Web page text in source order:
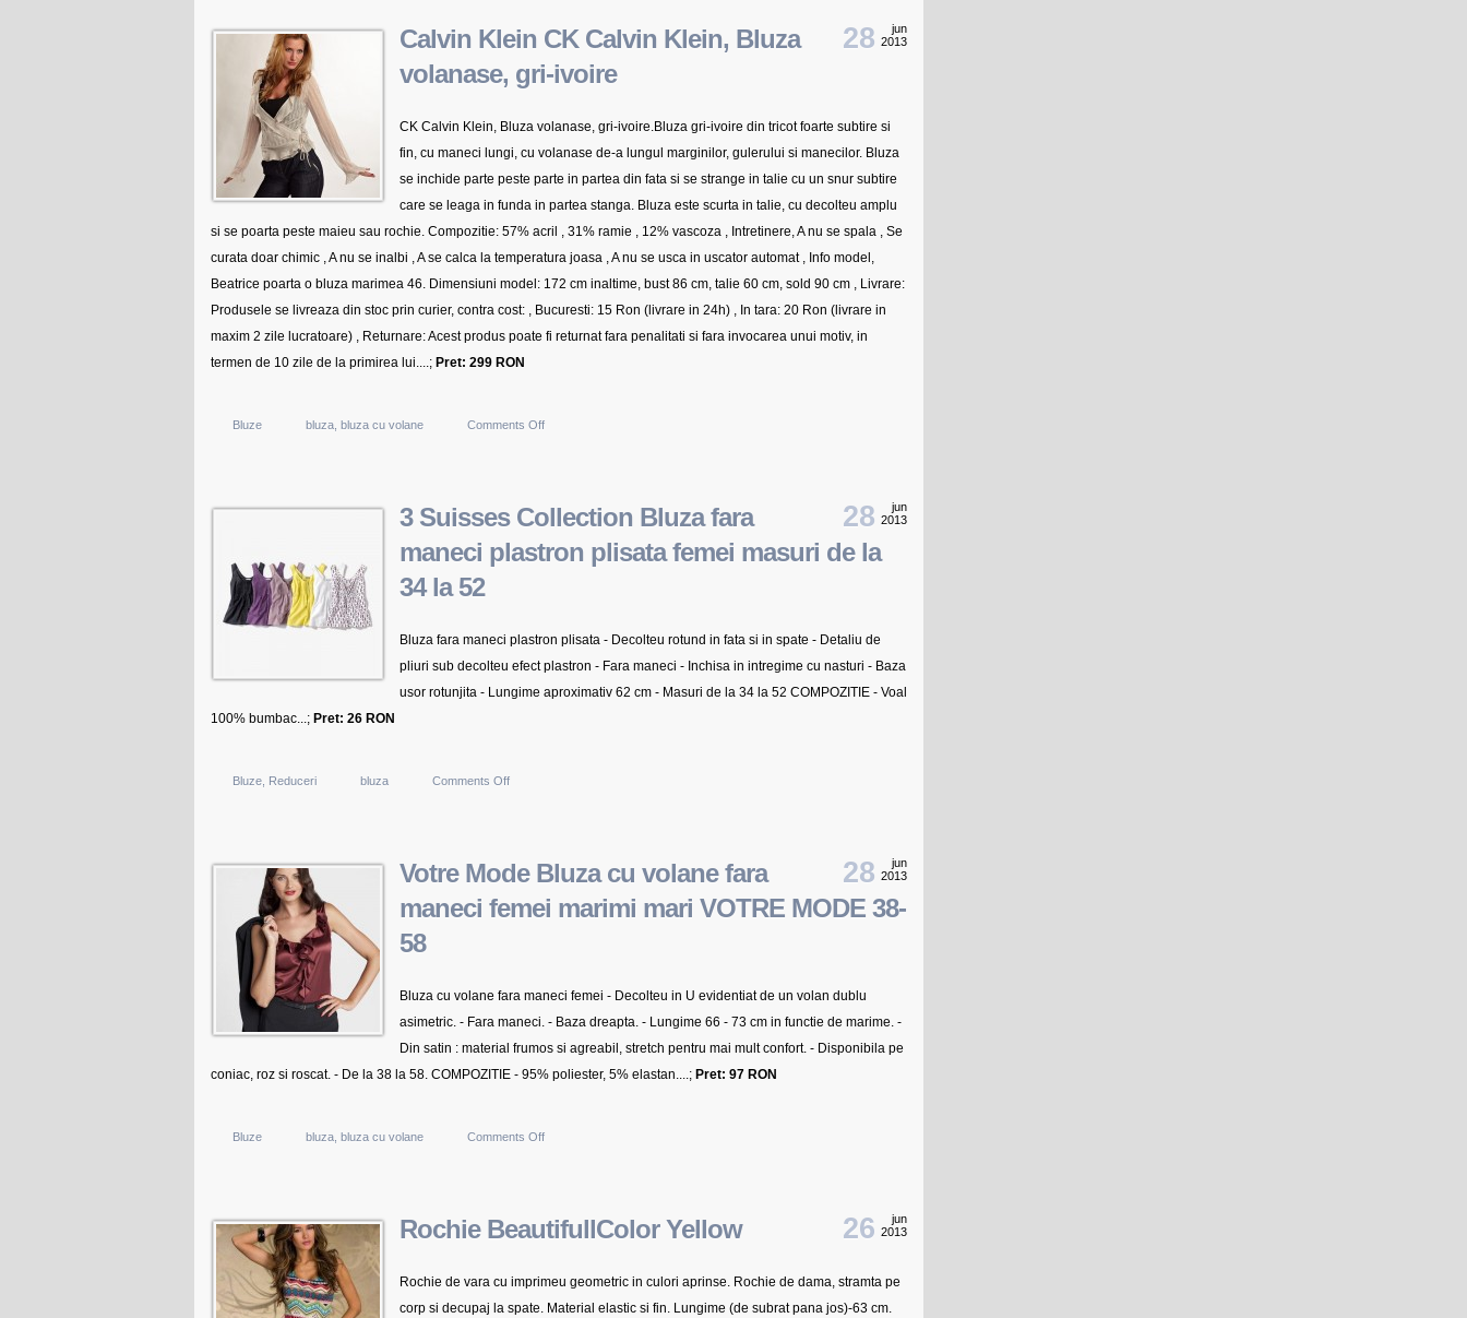
green
Neon
jun
2013
28
Calvin Klein CK Calvin Klein, Bluza
volanase, gri-ivoire
CK Calvin Klein, Bluza volanase, gri-ivoire.Bluza gri-ivoire din tricot foarte subtire si
fin, cu maneci lungi, cu volanase de-a lungul marginilor, gulerului si manecilor. Bluza
se inchide parte peste parte in partea din fata si se strange in talie cu un snur subtire
care se leaga in funda in partea stanga. Bluza este scurta in talie, cu decolteu amplu
si se poarta peste maieu sau rochie. Compozitie: 57% acril , 31% ramie , 12% vascoza , Intretinere, A nu se spala , Se
curata doar chimic , A nu se inalbi , A se calca la temperatura joasa , A nu se usca in uscator automat , Info model,
Beatrice poarta o bluza marimea 46. Dimensiuni model: 172 cm inaltime, bust 86 cm, talie 60 cm, sold 90 cm , Livrare:
Produsele se livreaza din stoc prin curier, contra cost: , Bucuresti: 15 Ron (livrare in 24h) , In tara: 20 Ron (livrare in
maxim 2 zile lucratoare) , Returnare: Acest produs poate fi returnat fara penalitati si fara invocarea unui motiv, in
termen de 10 zile de la primirea lui....; Pret: 299 RON
Bluze bluza bluza cu volane Comments Offon
Calvin
Klein,
ivoire
jun
2013
28
3 Suisses Collection Bluza fara
maneci plastron plisata femei masuri de la
34 la 52
Bluza fara maneci plastron plisata - Decolteu rotund in fata si in spate - Detaliu de
pliuri sub decolteu efect plastron - Fara maneci - Inchisa in intregime cu nasturi - Baza
usor rotunjita - Lungime aproximativ 62 cm - Masuri de la 34 la 52 COMPOZITIE - Voal
100% bumbac...; Pret: 26 RON
Bluze Reduceri bluza Comments Offon
Bluza
fara
masuri
de
jun
2013
28
Votre Mode Bluza cu volane fara
maneci femei marimi mari VOTRE MODE 38-
58
Bluza cu volane fara maneci femei - Decolteu in U evidentiat de un volan dublu
asimetric. - Fara maneci. - Baza dreapta. - Lungime 66 - 73 cm in functie de marime. -
Din satin : material frumos si agreabil, stretch pentru mai mult confort. - Disponibila pe
coniac, roz si roscat. - De la 38 la 58. COMPOZITIE - 95% poliester, 5% elastan....; Pret: 97 RON
Bluze bluza bluza cu volane Comments Offon
cu
jun
2013
26
Rochie BeautifullColor Yellow
Rochie de vara cu imprimeu geometric in culori aprinse. Rochie de dama, stramta pe
corp si decupaj la spate. Material elastic si fin. Lungime (de subrat pana jos)-63 cm.